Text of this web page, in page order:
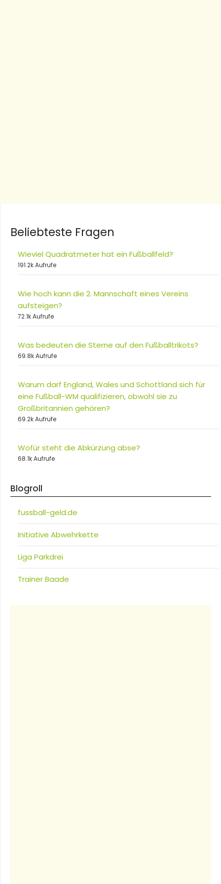
Beliebteste Fragen
Wieviel Quadratmeter hat ein Fußballfeld?
191.2k Aufrufe
Wie hoch kann die 2. Mannschaft eines Vereins
aufsteigen?
72.1k Aufrufe
Was bedeuten die Sterne auf den Fußballtrikots?
69.8k Aufrufe
Warum darf England, Wales und Schottland sich für
eine Fußball-WM qualifizieren, obwohl sie zu
Großbritannien gehören?
69.2k Aufrufe
Wofür steht die Abkürzung abse?
68.1k Aufrufe
Blogroll
fussball-geld.de
Initiative Abwehrkette
Liga Parkdrei
Trainer Baade